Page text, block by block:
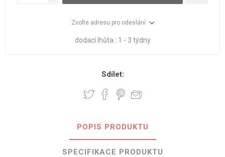
Zvolte adresu pro odeslání
dodací lhůta : 1 - 3 týdny
Sdílet:
POPIS PRODUKTU
SPECIFIKACE PRODUKTU